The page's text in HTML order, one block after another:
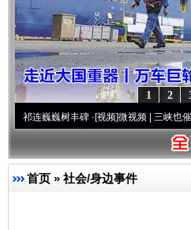
2
1
巍树丰碑·[视频]微视频 | 三峡也催生？揭秘
首页 » 社会/身边事件